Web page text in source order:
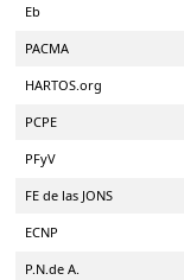
Eb
PACMA
HARTOS.org
PCPE
PFyV
FE de las JONS
ECNP
P.N.de A.